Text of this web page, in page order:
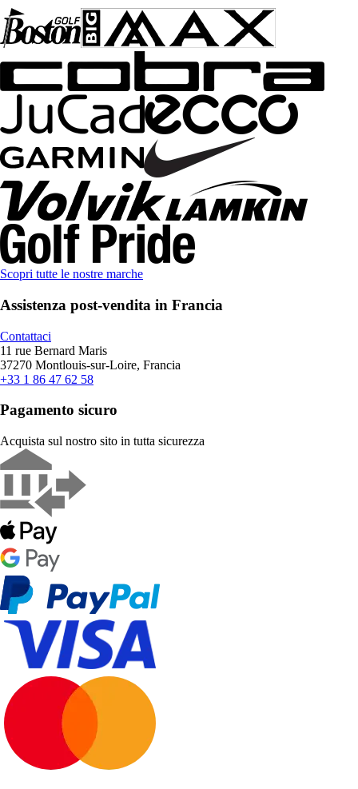
Scopri tutte le nostre marche
Assistenza post-vendita in Francia
Contattaci
11 rue Bernard Maris
37270 Montlouis-sur-Loire, Francia
+33 1 86 47 62 58
Pagamento sicuro
Acquista sul nostro sito in tutta sicurezza